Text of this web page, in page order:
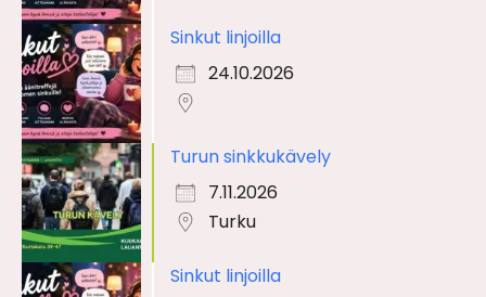
Sinkut linjoilla
24.10.2026
Turun sinkkukävely
7.11.2026
Turku
Sinkut linjoilla